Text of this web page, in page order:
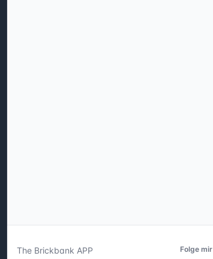
The Brickbank APP Folge mir